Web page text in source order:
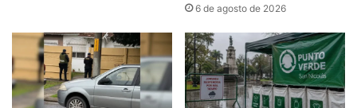
6 de agosto de 2026